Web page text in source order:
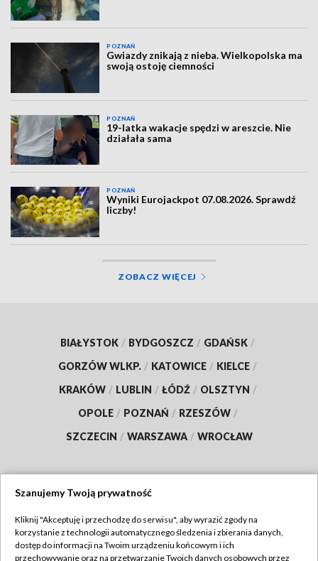
POZNAŃ
Gwiazdy znikają z nieba. Wielkopolska ma
swoją ostoję ciemności
POZNAŃ
19-latka wakacje spędzi w areszcie. Nie
działała sama
POZNAŃ
Wyniki Eurojackpot 07.08.2026. Sprawdź
liczby!
ZOBACZ WIĘCEJ
BIAŁYSTOK / BYDGOSZCZ / GDAŃSK /
GORZÓW WLKP. / KATOWICE / KIELCE /
KRAKÓW / LUBLIN / ŁÓDŹ / OLSZTYN /
OPOLE / POZNAŃ / RZESZÓW /
SZCZECIN / WARSZAWA / WROCŁAW
TVP
Szanujemy Twoją prywatność
Kliknij "Akceptuję i przechodzę do serwisu", aby wyrazić zgody na
korzystanie z technologii automatycznego śledzenia i zbierania danych,
dostęp do informacji na Twoim urządzeniu końcowym i ich
przechowywanie oraz na przetwarzanie Twoich danych osobowych przez